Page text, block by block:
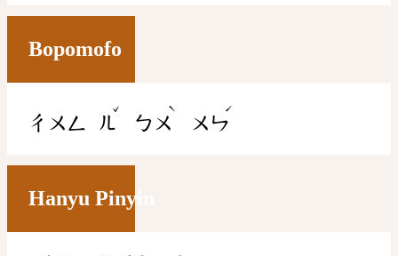
Bopomofo
ㄔㄨㄥ ㄦ
ˇ
ㄅㄨ
ˋ
ㄨㄣ
ˊ
Hanyu Pinyin